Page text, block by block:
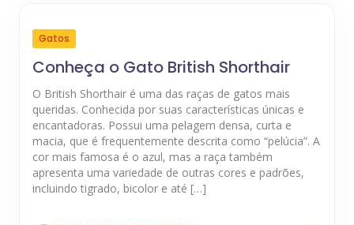
Gatos
Conheça o Gato British Shorthair
O British Shorthair é uma das raças de gatos mais
queridas. Conhecida por suas características únicas e
encantadoras. Possui uma pelagem densa, curta e
macia, que é frequentemente descrita como “pelúcia”. A
cor mais famosa é o azul, mas a raça também
apresenta uma variedade de outras cores e padrões,
incluindo tigrado, bicolor e até […]